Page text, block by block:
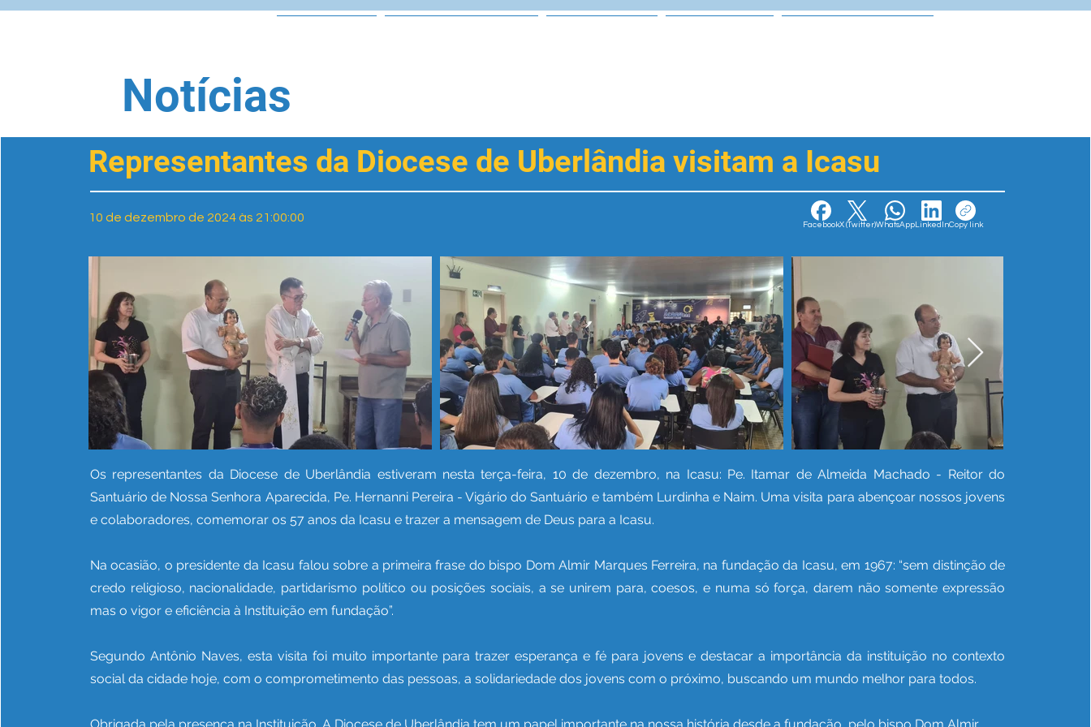
Notícias
Representantes da Diocese de Uberlândia visitam a Icasu
10 de dezembro de 2024 às 21:00:00
FacebookX (Twitter)WhatsAppLinkedInCopy link
Os representantes da Diocese de Uberlândia estiveram nesta terça-feira, 10 de dezembro, na Icasu: Pe. Itamar de Almeida Machado - Reitor do
Santuário de Nossa Senhora Aparecida, Pe. Hernanni Pereira - Vigário do Santuário e também Lurdinha e Naim. Uma visita para abençoar nossos jovens
e colaboradores, comemorar os 57 anos da Icasu e trazer a mensagem de Deus para a Icasu.
Na ocasião, o presidente da Icasu falou sobre a primeira frase do bispo Dom Almir Marques Ferreira, na fundação da Icasu, em 1967: “sem distinção de
credo religioso, nacionalidade, partidarismo político ou posições sociais, a se unirem para, coesos, e numa só força, darem não somente expressão
mas o vigor e eficiência à Instituição em fundação”.
Segundo Antônio Naves, esta visita foi muito importante para trazer esperança e fé para jovens e destacar a importância da instituição no contexto
social da cidade hoje, com o comprometimento das pessoas, a solidariedade dos jovens com o próximo, buscando um mundo melhor para todos.